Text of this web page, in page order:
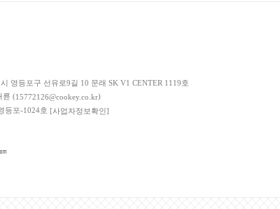
영등포구 선유로9길 10 문래 SK V1 CENTER 1119호
륜 (15772126@cookey.co.kr)
등포-1024호 [사업자정보확인]